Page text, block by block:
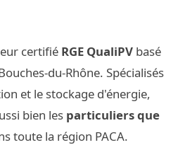
certifié RGE QualiPV basé
du-Rhône. Spécialisés
et le stockage d'énergie,
bien les particuliers que
toute la région PACA.